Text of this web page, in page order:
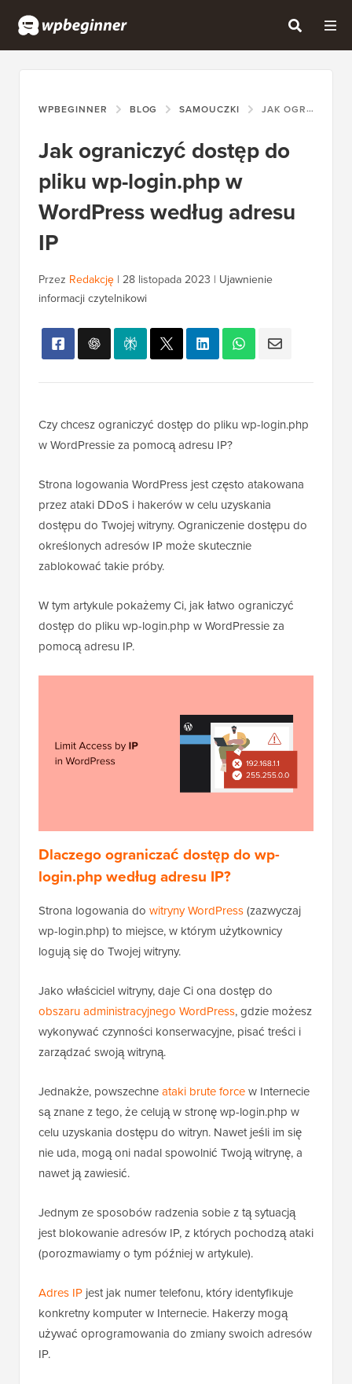
WPBEGINNER BLOG SAMOUCZKI JAK OGRANICZYĆ DOSTĘP DO PLIKU WP-LOGIN.PHP W WORDPRESS WEDŁUG ADRESU IP
Jak ograniczyć dostęp do
pliku wp-login.php w
WordPress według adresu
IP
Przez Redakcję | 28 listopada 2023 | Ujawnienie
informacji czytelnikowi
Czy chcesz ograniczyć dostęp do pliku wp-login.php
w WordPressie za pomocą adresu IP?
Strona logowania WordPress jest często atakowana
przez ataki DDoS i hakerów w celu uzyskania
dostępu do Twojej witryny. Ograniczenie dostępu do
określonych adresów IP może skutecznie
zablokować takie próby.
W tym artykule pokażemy Ci, jak łatwo ograniczyć
dostęp do pliku wp-login.php w WordPressie za
pomocą adresu IP.
Dlaczego ograniczać dostęp do wp-
login.php według adresu IP?
Strona logowania do witryny WordPress(zazwyczaj
wp-login.php) to miejsce, w którym użytkownicy
logują się do Twojej witryny.
Jako właściciel witryny, daje Ci ona dostęp do
obszaru administracyjnego WordPress, gdzie możesz
wykonywać czynności konserwacyjne, pisać treści i
zarządzać swoją witryną.
Jednakże, powszechneataki brute forcew Internecie
są znane z tego, że celują w stronę wp-login.php w
celu uzyskania dostępu do witryn. Nawet jeśli im się
nie uda, mogą oni nadal spowolnić Twoją witrynę, a
nawet ją zawiesić.
Jednym ze sposobów radzenia sobie z tą sytuacją
jest blokowanie adresów IP, z których pochodzą ataki
(porozmawiamy o tym później w artykule).
Adres IP jest jak numer telefonu, który identyfikuje
konkretny komputer w Internecie. Hakerzy mogą
używać oprogramowania do zmiany swoich adresów
IP.